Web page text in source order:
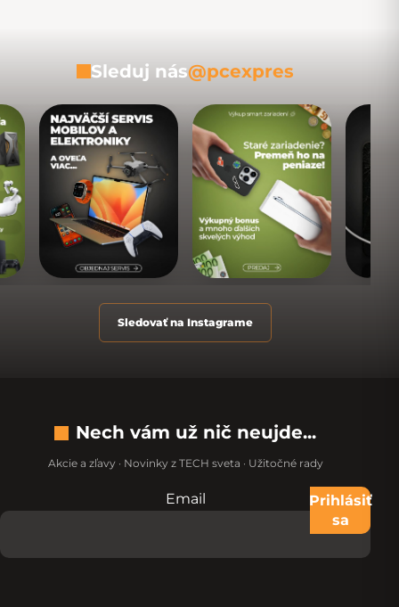
Sleduj nás@pcexpres
Sledovať na Instagrame
Nech vám už nič neujde...
Akcie a zľavy · Novinky z TECH sveta · Užitočné rady
Nevypĺňajte toto pole:
Email
Prihlásiť
sa